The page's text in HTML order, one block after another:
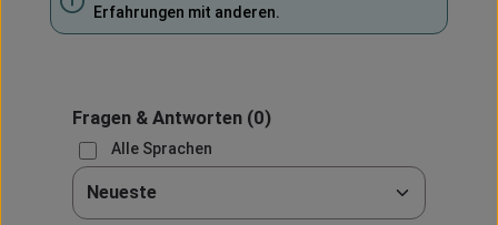
Erfahrungen mit anderen.
Fragen & Antworten(0)
Alle Sprachen
Sortieren nach